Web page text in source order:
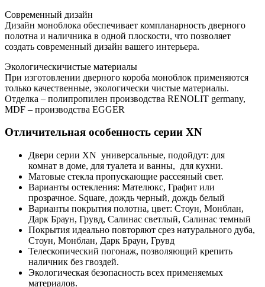
Современный дизайн
Дизайн моноблока обеспечивает компланарность дверного
полотна и наличника в одной плоскости, что позволяет
создать современный дизайн вашего интерьера.
Экологическичистые материалы
При изготовлении дверного короба моноблок применяются
только качественные, экологически чистые материалы.
Отделка – полипропилен производства RENOLIT germany,
MDF – производства EGGER
Отличительная особенность серии XN
Двери серии XN универсальные, подойдут: для
комнат в доме, для туалета и ванны, для кухни.
Матовые стекла пропускающие рассеяный свет.
Варианты остекления: Мателюкс, Графит или
прозрачное. Square, дождь черный, дождь белый
Варианты покрытия полотна, цвет: Стоун, Монблан,
Дарк Браун, Грувд, Салинас светлый, Салинас темный
Покрытия идеально повторяют срез натурального дуба,
Стоун, Монблан, Дарк Браун, Грувд
Телескопический погонаж, позволяющий крепить
наличник без гвоздей.
Экологическая безопасность всех применяемых
материалов.